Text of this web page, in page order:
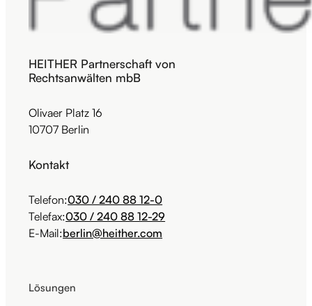
HEITHER Partnerschaft von
Rechtsanwälten mbB
Olivaer Platz 16
10707 Berlin
Kontakt
Telefon:030 / 240 88 12-0
Telefax:030 / 240 88 12-29
E-Mail:berlin@heither.com
Lösungen